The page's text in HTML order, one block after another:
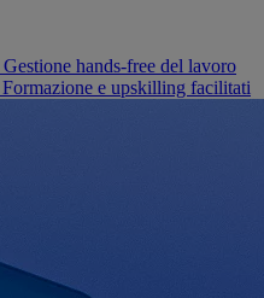
Gestione hands-free del lavoro
Formazione e upskilling facilitati